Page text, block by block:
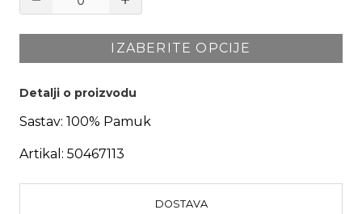
IZABERITE OPCIJE
Detalji o proizvodu
Sastav: 100% Pamuk
Artikal: 50467113
DOSTAVA